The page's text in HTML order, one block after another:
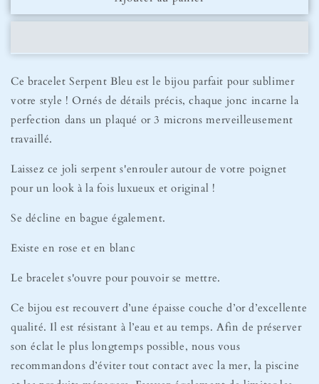
Bracelet
Bracelet
Ce bracelet Serpent Bleu est le bijou parfait pour sublimer
votre style ! Ornés de détails précis, chaque jonc incarne la
perfection dans un plaqué or 3 microns merveilleusement
travaillé.
Laissez ce joli serpent s'enrouler autour de votre poignet
pour un look à la fois luxueux et original !
Se décline en bague également.
Existe en rose et en blanc
Le bracelet s'ouvre pour pouvoir se mettre.
Ce bijou est recouvert d’une épaisse couche d’or d’excellente
qualité. Il est résistant à l’eau et au temps. Afin de préserver
son éclat le plus longtemps possible, nous vous
recommandons d’éviter tout contact avec la mer, la piscine